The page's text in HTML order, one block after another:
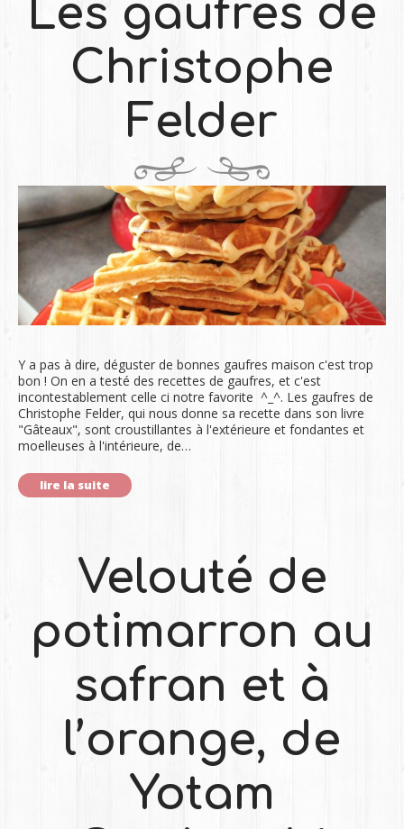
Les gaufres de
Christophe
Felder
Y a pas à dire, déguster de bonnes gaufres maison c'est trop
bon ! On en a testé des recettes de gaufres, et c'est
incontestablement celle ci notre favorite ^_^. Les gaufres de
Christophe Felder, qui nous donne sa recette dans son livre
"Gâteaux", sont croustillantes à l'extérieure et fondantes et
moelleuses à l'intérieure, de…
lire la suite
Velouté de
potimarron au
safran et à
l’orange, de
Yotam